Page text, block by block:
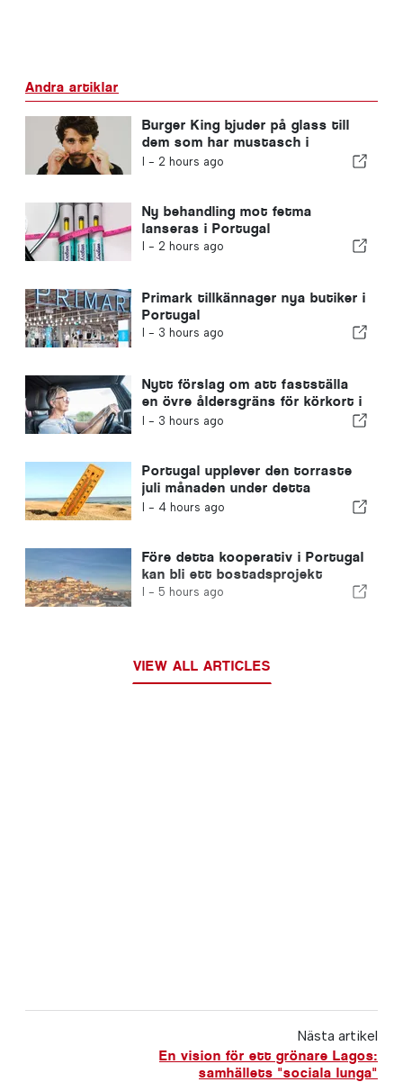
Andra artiklar
Burger King bjuder på glass till
dem som har mustasch i
Portugal
I - 2 hours ago
Ny behandling mot fetma
lanseras i Portugal
I - 2 hours ago
Primark tillkännager nya butiker i
Portugal
I - 3 hours ago
Nytt förslag om att fastställa
en övre åldersgräns för körkort i
Portugal
I - 3 hours ago
Portugal upplever den torraste
juli månaden under detta
århundrade
I - 4 hours ago
Före detta kooperativ i Portugal
kan bli ett bostadsprojekt
I - 5 hours ago
VIEW ALL ARTICLES
Nästa artikel
En vision för ett grönare Lagos:
samhällets "sociala lunga"